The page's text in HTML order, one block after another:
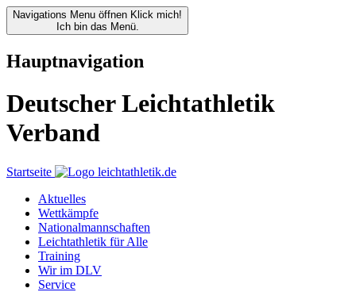
Navigations Menu öffnen Klick mich!
Ich bin das Menü.
Hauptnavigation
Deutscher Leichtathletik
Verband
Startseite
Aktuelles
Wettkämpfe
Nationalmannschaften
Leichtathletik für Alle
Training
Wir im DLV
Service